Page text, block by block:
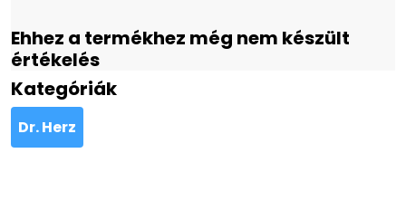
Ehhez a termékhez még nem készült
értékelés
Kategóriák
Dr. Herz